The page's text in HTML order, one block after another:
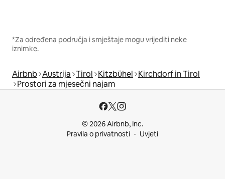
*Za određena područja i smještaje mogu vrijediti neke
iznimke.
Airbnb Austrija Tirol Kitzbühel Kirchdorf in Tirol
Prostori za mjesečni najam
© 2026 Airbnb, Inc.
Pravila o privatnosti
Uvjeti